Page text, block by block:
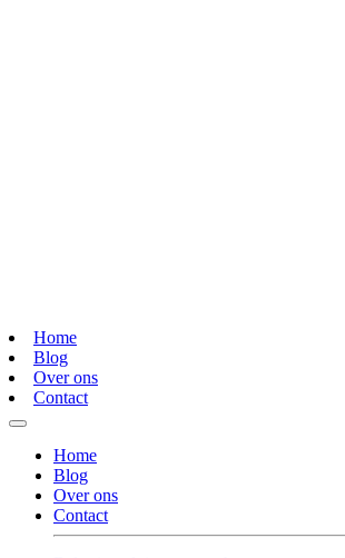
Home
Blog
Over ons
Contact
Home
Blog
Over ons
Contact